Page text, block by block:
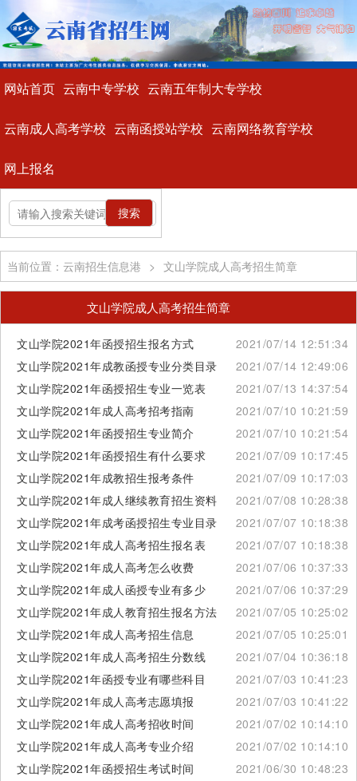
网站首页 云南中专学校 云南五年制大专学校
云南成人高考学校 云南函授站学校 云南网络教育学校
网上报名
当前位置：云南招生信息港 > 文山学院成人高考招生简章
文山学院成人高考招生简章
文山学院2021年函授招生报名方式
2021/07/14 12:51:34
文山学院2021年成教函授专业分类目录
2021/07/14 12:49:06
文山学院2021年函授招生专业一览表
2021/07/13 14:37:54
文山学院2021年成人高考招考指南
2021/07/10 10:21:59
文山学院2021年函授招生专业简介
2021/07/10 10:21:54
文山学院2021年函授招生有什么要求
2021/07/09 10:17:45
文山学院2021年成教招生报考条件
2021/07/09 10:17:03
文山学院2021年成人继续教育招生资料
2021/07/08 10:28:38
文山学院2021年成考函授招生专业目录
2021/07/07 10:18:38
文山学院2021年成人高考招生报名表
2021/07/07 10:18:38
文山学院2021年成人高考怎么收费
2021/07/06 10:37:33
文山学院2021年成人函授专业有多少
2021/07/06 10:37:29
文山学院2021年成人教育招生报名方法
2021/07/05 10:25:02
文山学院2021年成人高考招生信息
2021/07/05 10:25:01
文山学院2021年成人高考招生分数线
2021/07/04 10:36:18
文山学院2021年函授专业有哪些科目
2021/07/03 10:41:23
文山学院2021年成人高考志愿填报
2021/07/03 10:41:22
文山学院2021年成人高考招收时间
2021/07/02 10:14:10
文山学院2021年成人高考专业介绍
2021/07/02 10:14:10
文山学院2021年函授招生考试时间
2021/06/30 10:48:23